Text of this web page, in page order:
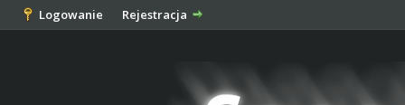
Logowanie Rejestracja